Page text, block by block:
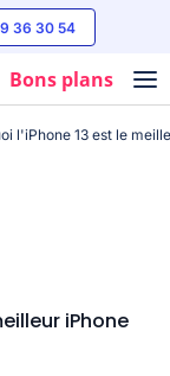
36 30 54
Bons plans
l'iPhone 13 est le
iPhone